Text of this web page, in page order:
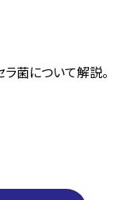
菌について解説。